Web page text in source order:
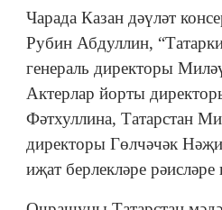
Чарада Казан дәүләт
Рубин Абдуллин,
генераль директоры
Актерлар йорты
Фәтхуллина, Татарстан
директоры Гөлчәчәк
иҗат берлекләре